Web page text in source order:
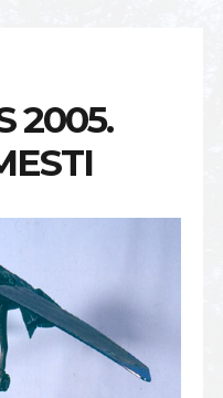
2005.